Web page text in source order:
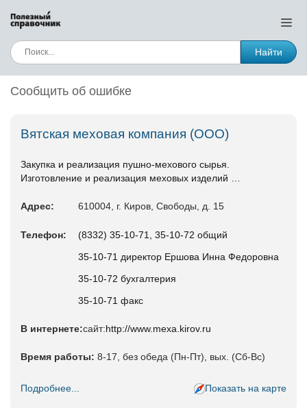
Найти
Сообщить об ошибке
Вятская меховая компания (ООО)
Закупка и реализация пушно-мехового сырья.
Изготовление и реализация меховых изделий …
Адрес: 610004, г. Киров, Свободы, д. 15
Телефон:
(8332) 35-10-71, 35-10-72 общий
35-10-71 директор Ершова Инна Федоровна
35-10-72 бухгалтерия
35-10-71 факс
В интернете:сайт:http://www.mexa.kirov.ru
Время работы: 8-17, без обеда (Пн-Пт), вых. (Сб-Вс)
Подробнее... Показать на карте